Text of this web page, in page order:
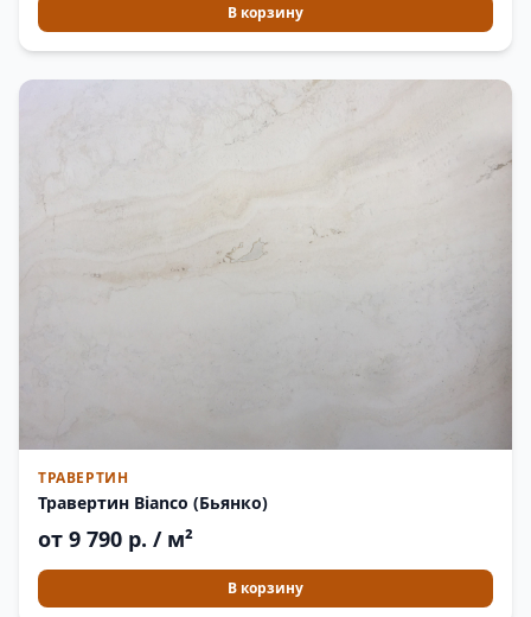
В корзину
ТРАВЕРТИН
Травертин Bianco (Бьянко)
от 9 790 р. / м²
В корзину